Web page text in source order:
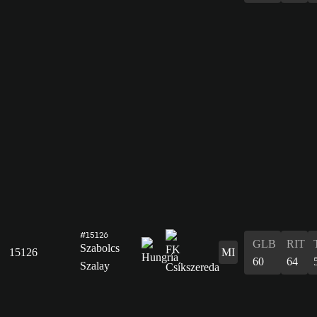
15126
#15126
Szabolcs
Szalay
MI
GLB
60
RIT
64